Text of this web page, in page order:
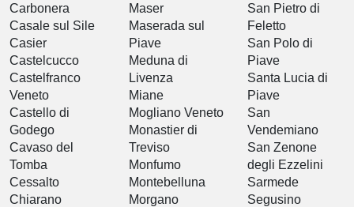
Carbonera
Casale sul Sile
Casier
Castelcucco
Castelfranco
Veneto
Castello di
Godego
Cavaso del
Tomba
Cessalto
Chiarano
Maser
Maserada sul
Piave
Meduna di
Livenza
Miane
Mogliano Veneto
Monastier di
Treviso
Monfumo
Montebelluna
Morgano
San Pietro di
Feletto
San Polo di
Piave
Santa Lucia di
Piave
San
Vendemiano
San Zenone
degli Ezzelini
Sarmede
Segusino